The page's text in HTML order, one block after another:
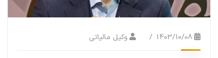
1403/10/08 وکیل مالیاتی